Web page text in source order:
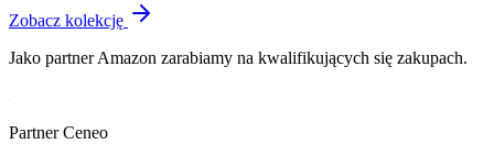
Zobacz kolekcję
Jako partner Amazon zarabiamy na kwalifikujących się zakupach.
Partner Ceneo